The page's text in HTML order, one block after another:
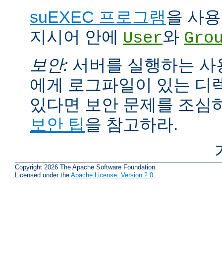
suEXEC 프로그램을 사
지시어 안에 User와
보안: 서버를 실행하는
에게 로그파일이 있는 디
있다면 보안 문제를 조심
보안 팁을 참고하라.
Copyright 2026 The Apache Software Foundation.
Licensed under the Apache License, Version 2.0.